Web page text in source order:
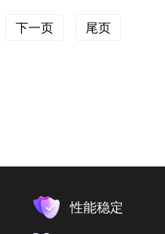
下一页 尾页
性能稳定